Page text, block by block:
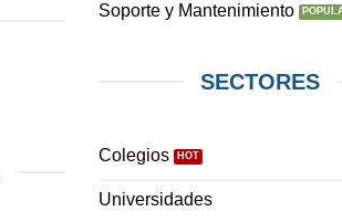
Soporte y Mantenimiento
SECTORES
Colegios
Universidades